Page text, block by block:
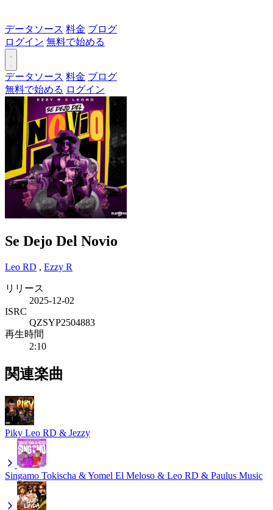
データソース 料金 ブログ
ログイン 無料で始める
データソース 料金 ブログ
無料で始める ログイン
Se Dejo Del Novio
Leo RD , Ezzy R
リリース
2025-12-02
ISRC
QZSYP2504883
再生時間
2:10
関連楽曲
Piky Leo RD & Jezzy
Singamo Tokischa & Yomel El Meloso & Leo RD & Paulus Music